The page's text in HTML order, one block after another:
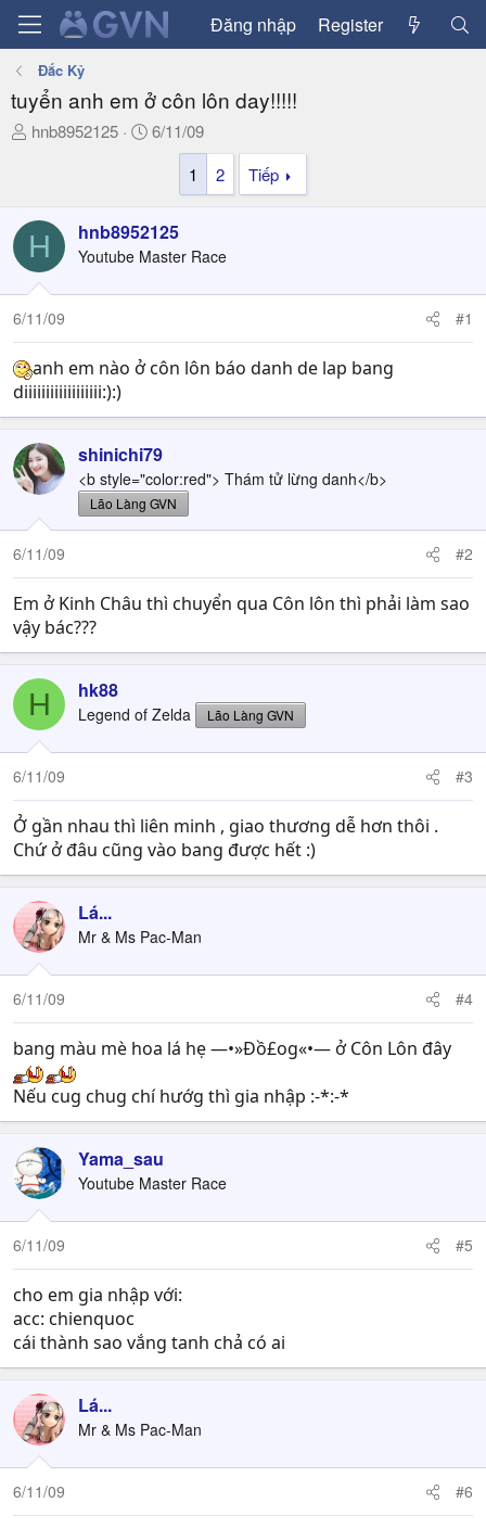
Đăng nhập Register
Đắc Kỷ
tuyển anh em ở côn lôn day!!!!!
T
a
d
s
t
a
e
r
hnb8952125
N
g
ử
i
6/11/09
1
2 Tiếp
H hnb8952125
Youtube Master Race
6/11/09 #1
anh em nào ở côn lôn báo danh de lap bang
diiiiiiiiiiiiiiiiii:):)
shinichi79
<b style="color:red"> Thám tử lừng danh</b>
Lão Làng GVN
6/11/09 #2
Em ở Kinh Châu thì chuyển qua Côn lôn thì phải làm sao
vậy bác???
H hk88
Legend of Zelda Lão Làng GVN
6/11/09 #3
Ở gần nhau thì liên minh , giao thương dễ hơn thôi .
Chứ ở đâu cũng vào bang được hết :)
Lá...
Mr & Ms Pac-Man
6/11/09 #4
bang màu mè hoa lá hẹ —•»Đồ£og«•— ở Côn Lôn đây
Nếu cug chug chí hướg thì gia nhập :-*:-*
Yama_sau
Youtube Master Race
6/11/09 #5
cho em gia nhập với:
acc: chienquoc
cái thành sao vắng tanh chả có ai
Lá...
Mr & Ms Pac-Man
6/11/09 #6